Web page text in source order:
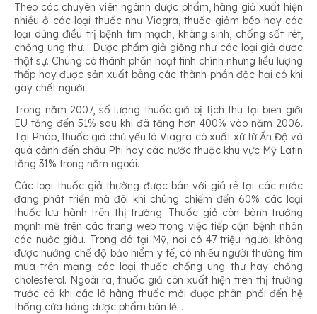
Theo các chuyên viên ngành dược phẩm, hàng giả xuất hiện
nhiều ở các loại thuốc như Viagra, thuốc giảm béo hay các
loại dùng điều trị bệnh tim mạch, kháng sinh, chống sốt rét,
chống ung thư… Dược phẩm giả giống như các loại giả dược
thật sự. Chúng có thành phần hoạt tính chính nhưng liều lượng
thấp hay được sản xuất bằng các thành phần độc hại có khi
gây chết người.
Trong năm 2007, số lượng thuốc giả bị tịch thu tại biên giới
EU tăng đến 51% sau khi đã tăng hơn 400% vào năm 2006.
Tại Pháp, thuốc giả chủ yếu là Viagra có xuất xứ từ Ấn Độ và
quá cảnh đến châu Phi hay các nước thuộc khu vực Mỹ Latin
tăng 31% trong năm ngoái.
Các loại thuốc giả thường được bán với giá rẻ tại các nước
đang phát triển mà đôi khi chúng chiếm đến 60% các loại
thuốc lưu hành trên thị trường. Thuốc giả còn bành trướng
mạnh mẽ trên các trang web trong việc tiếp cận bệnh nhân
các nước giàu. Trong đó tại Mỹ, nơi có 47 triệu người không
được hưởng chế độ bảo hiểm y tế, có nhiều người thường tìm
mua trên mạng các loại thuốc chống ung thư hay chống
cholesterol. Ngoài ra, thuốc giả còn xuất hiện trên thị trường
trước cả khi các lô hàng thuốc mới được phân phối đến hệ
thống cửa hàng dược phẩm bán lẻ…